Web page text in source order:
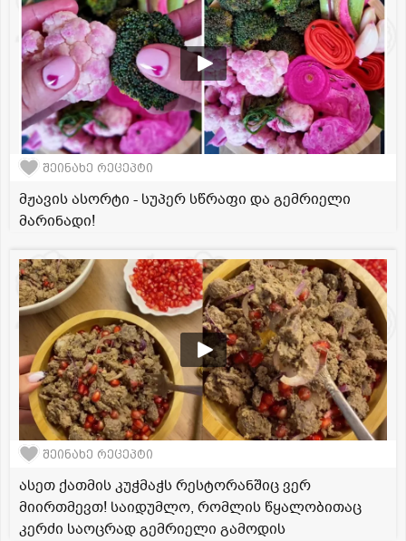
შეინახე რეცეპტი
მჟავის ასორტი - სუპერ სწრაფი და გემრიელი
მარინადი!
შეინახე რეცეპტი
ასეთ ქათმის კუჭმაჭს რესტორანშიც ვერ
მიირთმევთ! საიდუმლო, რომლის წყალობითაც
კერძი საოცრად გემრიელი გამოდის